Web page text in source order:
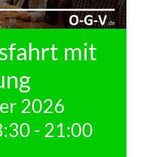
mit
2026
- 21:00